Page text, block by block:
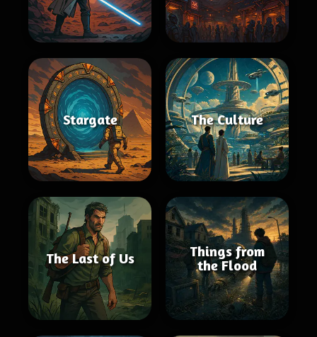
Stargate The Culture
The Last of Us
Things from
the Flood